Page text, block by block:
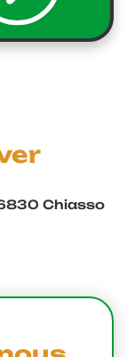
Chiasso